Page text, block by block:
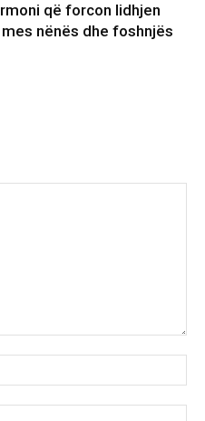
që forcon lidhjen
nënës dhe foshnjës